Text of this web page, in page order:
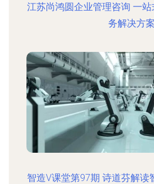
江苏尚鸿圆企业管理咨询 一
务解决方案
智造V课堂第97期 诗道芬解读